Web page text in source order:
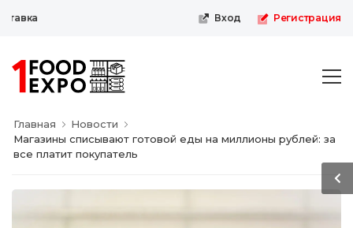
Вход Регистрация
Главная
Новости
Магазины списывают готовой еды на миллионы рублей: за
все платит покупатель